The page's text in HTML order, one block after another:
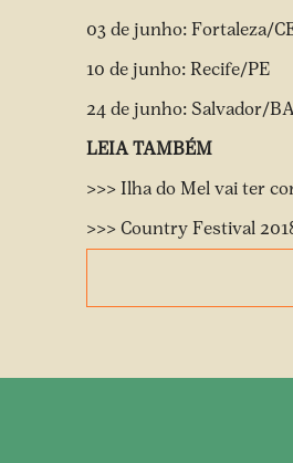
03 de junho: Fortaleza/
10 de junho: Recife/PE
24 de junho: Salvador/
LEIA TAMBÉM
>>> Ilha do Mel vai ter
>>> Country Festival